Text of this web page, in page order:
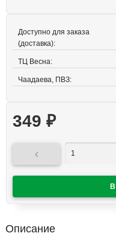
Доступно для заказа
(доставка):
ТЦ Весна:
Чаадаева, ПВЗ:
349 ₽

Описание